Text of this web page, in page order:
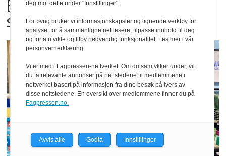
Bestillings-rush i foodora før
storkampen
deg mot dette under "Innstillinger".
For øvrig bruker vi informasjonskapsler og lignende verktøy for
analyse, for å sammenligne nettlesere, tilpasse innhold til deg
og for å utvikle og tilby nødvendig funksjonalitet. Les mer i vår
personvernerklæring.
Vi er med i Fagpressen-nettverket. Om du samtykker under, vil
du få relevante annonser på nettstedene til medlemmene i
nettverket basert på informasjon fra dine besøk på tvers av
disse nettstedene. En oversikt over medlemmene finner du på
Fagpressen.no.
Avvis alle Godta Innstillinger